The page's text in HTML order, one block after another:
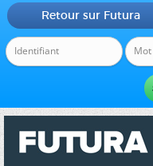
Retour sur Futura